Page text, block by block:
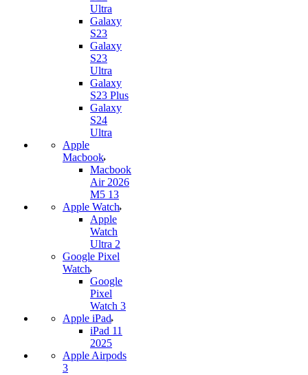
Ultra
Galaxy
S23
Galaxy
S23
Ultra
Galaxy
S23 Plus
Galaxy
S24
Ultra
Apple
Macbook
Macbook
Air 2026
M5 13
Apple Watch
Apple
Watch
Ultra 2
Google Pixel
Watch
Google
Pixel
Watch 3
Apple iPad
iPad 11
2025
Apple Airpods
3